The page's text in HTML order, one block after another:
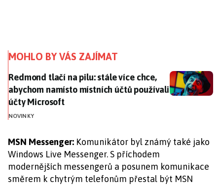
MOHLO BY VÁS ZAJÍMAT
Redmond tlačí na pilu: stále více chce, abychom
Redmond tlačí na pilu: stále více chce,
abychom namísto místních účtů používali
účty Microsoft
NOVINKY
MSN Messenger: Komunikátor byl známý také jako
Windows Live Messenger. S příchodem
modernějších messengerů a posunem komunikace
směrem k chytrým telefonům přestal být MSN